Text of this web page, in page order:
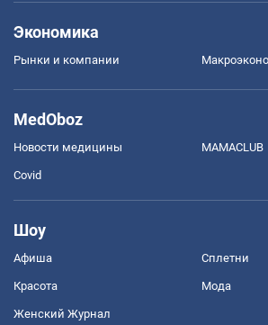
Экономика
Рынки и компании
MedOboz
Новости медицины MAMACLUB
Covid
Шоу
Афиша Сплетни
Красота Мода
Женский Журнал